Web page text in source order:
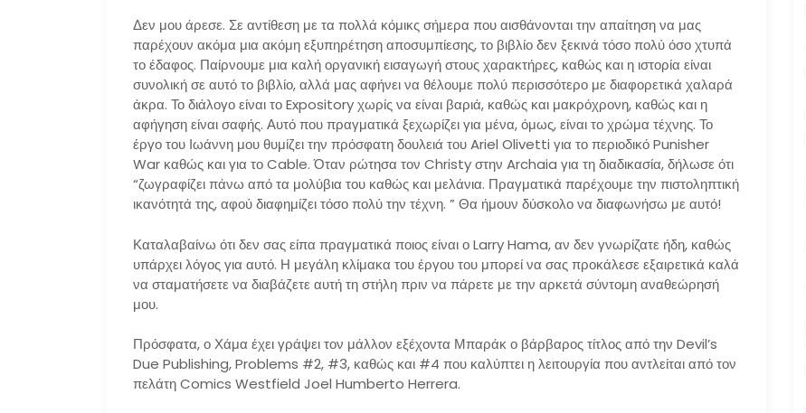
Δεν μου άρεσε. Σε αντίθεση με τα πολλά κόμικς σήμερα που αισθάνονται την απαίτηση να μας
παρέχουν ακόμα μια ακόμη εξυπηρέτηση αποσυμπίεσης, το βιβλίο δεν ξεκινά τόσο πολύ όσο χτυπά
το έδαφος. Παίρνουμε μια καλή οργανική εισαγωγή στους χαρακτήρες, καθώς και η ιστορία είναι
συνολική σε αυτό το βιβλίο, αλλά μας αφήνει να θέλουμε πολύ περισσότερο με διαφορετικά χαλαρά
άκρα. Το διάλογο είναι το Expository χωρίς να είναι βαριά, καθώς και μακρόχρονη, καθώς και η
αφήγηση είναι σαφής. Αυτό που πραγματικά ξεχωρίζει για μένα, όμως, είναι το χρώμα τέχνης. Το
έργο του Ιωάννη μου θυμίζει την πρόσφατη δουλειά του Ariel Olivetti για το περιοδικό Punisher
War καθώς και για το Cable. Όταν ρώτησα τον Christy στην Archaia για τη διαδικασία, δήλωσε ότι
“ζωγραφίζει πάνω από τα μολύβια του καθώς και μελάνια. Πραγματικά παρέχουμε την πιστοληπτική
ικανότητά της, αφού διαφημίζει τόσο πολύ την τέχνη. ” Θα ήμουν δύσκολο να διαφωνήσω με αυτό!
Καταλαβαίνω ότι δεν σας είπα πραγματικά ποιος είναι ο Larry Hama, αν δεν γνωρίζατε ήδη, καθώς
υπάρχει λόγος για αυτό. Η μεγάλη κλίμακα του έργου του μπορεί να σας προκάλεσε εξαιρετικά καλά
να σταματήσετε να διαβάζετε αυτή τη στήλη πριν να πάρετε με την αρκετά σύντομη αναθεώρησή
μου.
Πρόσφατα, ο Χάμα έχει γράψει τον μάλλον εξέχοντα Μπαράκ ο βάρβαρος τίτλος από την Devil’s
Due Publishing, Problems #2, #3, καθώς και #4 που καλύπτει η λειτουργία που αντλείται από τον
πελάτη Comics Westfield Joel Humberto Herrera.